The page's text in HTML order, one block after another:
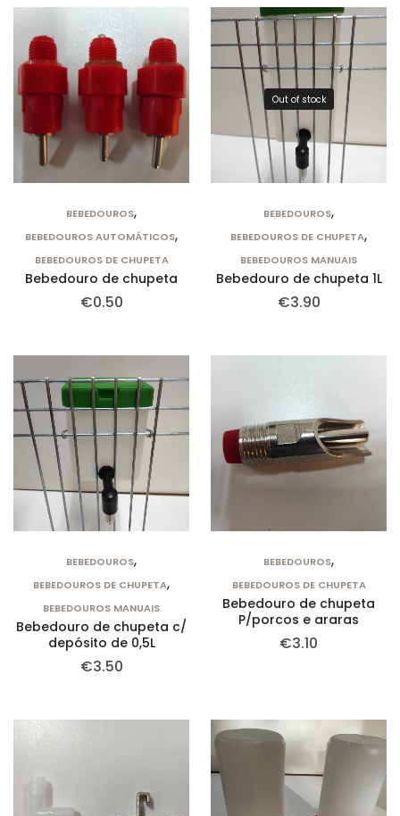
BEBEDOUROS,
BEBEDOUROS AUTOMÁTICOS,
BEBEDOUROS DE CHUPETA
Bebedouro de chupeta
€0.50
Out of stock
BEBEDOUROS,
BEBEDOUROS DE CHUPETA,
BEBEDOUROS MANUAIS
Bebedouro de chupeta 1L
€3.90
BEBEDOUROS,
BEBEDOUROS DE CHUPETA,
BEBEDOUROS MANUAIS
Bebedouro de chupeta c/
depósito de 0,5L
€3.50
BEBEDOUROS,
BEBEDOUROS DE CHUPETA
Bebedouro de chupeta
P/porcos e araras
€3.10